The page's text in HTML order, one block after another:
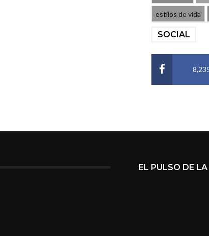
estilos de vida
SOCIAL
EL PULSO DE